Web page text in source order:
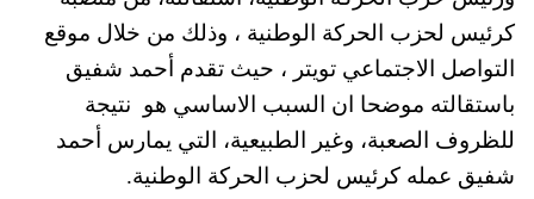
ok
r
es
t
A
pp
كرئيس لحزب الحركة الوطنية ، وذلك من خلال موقع
التواصل الاجتماعي تويتر ، حيث تقدم أحمد شفيق
باستقالته موضحا ان السبب الاساسي هو نتيجة
للظروف الصعبة، وغير الطبيعية، التي يمارس أحمد
شفيق عمله كرئيس لحزب الحركة الوطنية.